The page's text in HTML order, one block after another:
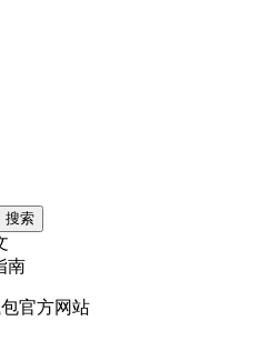
南
官方网站